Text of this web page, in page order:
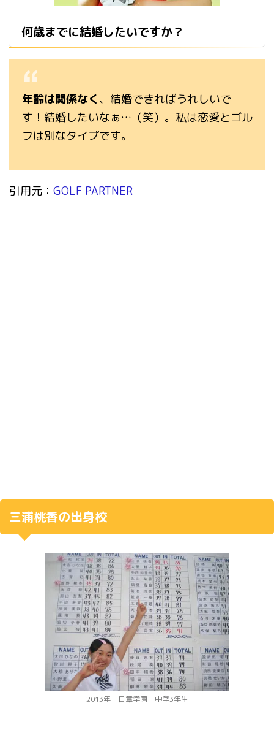
何歳までに結婚したいですか？
年齢は関係なく 、結婚できればうれしいで
す！結婚したいなぁ…（笑）。私は恋愛とゴル
フは別なタイプです。
引用元： GOLF PARTNER
三浦桃香の出身校
2013年 日章学園 中学3年生